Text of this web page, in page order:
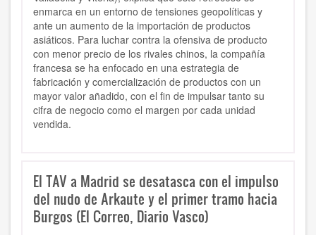
enmarca en un entorno de tensiones geopolíticas y
ante un aumento de la importación de productos
asiáticos. Para luchar contra la ofensiva de producto
con menor precio de los rivales chinos, la compañía
francesa se ha enfocado en una estrategia de
fabricación y comercialización de productos con un
mayor valor añadido, con el fin de impulsar tanto su
cifra de negocio como el margen por cada unidad
vendida.
El TAV a Madrid se desatasca con el impulso
del nudo de Arkaute y el primer tramo hacia
Burgos (El Correo, Diario Vasco)